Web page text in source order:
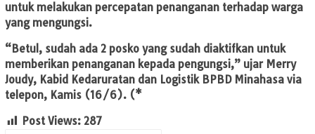
untuk melakukan percepatan penanganan terhadap warga
yang mengungsi.
“Betul, sudah ada 2 posko yang sudah diaktifkan untuk
memberikan penanganan kepada pengungsi,” ujar Merry
Joudy, Kabid Kedaruratan dan Logistik BPBD Minahasa via
telepon, Kamis (16/6). (*
Post Views: 287